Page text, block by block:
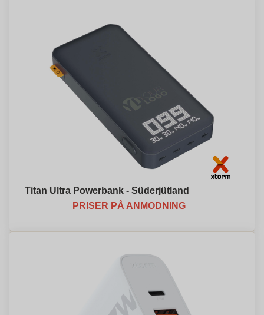
Titan Ultra Powerbank - Süderjütland
PRISER PÅ ANMODNING